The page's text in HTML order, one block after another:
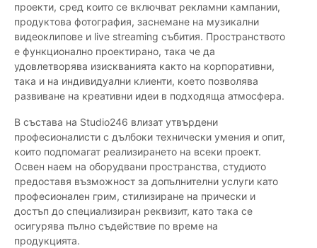
проекти, сред които се включват рекламни кампании,
продуктова фотография, заснемане на музикални
видеоклипове и live streaming събития. Пространството
е функционално проектирано, така че да
удовлетворява изискванията както на корпоративни,
така и на индивидуални клиенти, което позволява
развиване на креативни идеи в подходяща атмосфера.
В състава на Studio246 влизат утвърдени
професионалисти с дълбоки технически умения и опит,
които подпомагат реализирането на всеки проект.
Освен наем на оборудвани пространства, студиото
предоставя възможност за допълнителни услуги като
професионален грим, стилизиране на прически и
достъп до специализиран реквизит, като така се
осигурява пълно съдействие по време на
продукцията.